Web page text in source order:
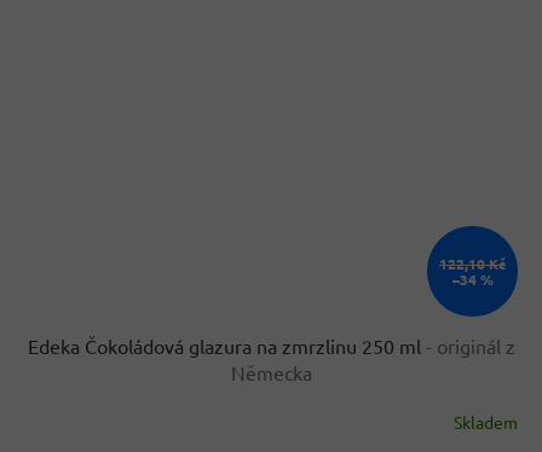
122,10 Kč
–34 %
Edeka Čokoládová glazura na zmrzlinu 250 ml - originál z
Německa
Skladem